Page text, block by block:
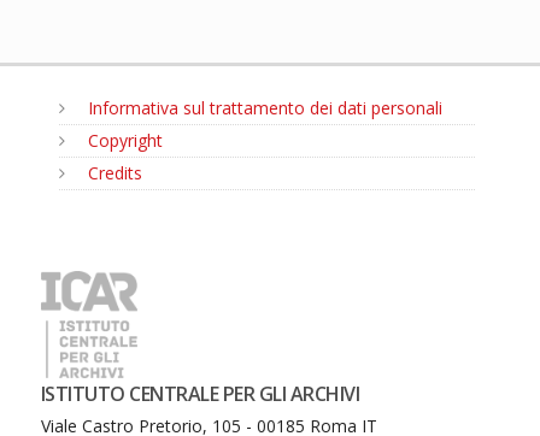
Informativa sul trattamento dei dati personali
Copyright
Credits
ISTITUTO CENTRALE PER GLI ARCHIVI
Viale Castro Pretorio, 105 - 00185 Roma IT